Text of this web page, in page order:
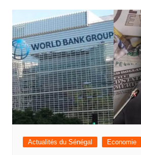
Actualités du Sénégal Economie